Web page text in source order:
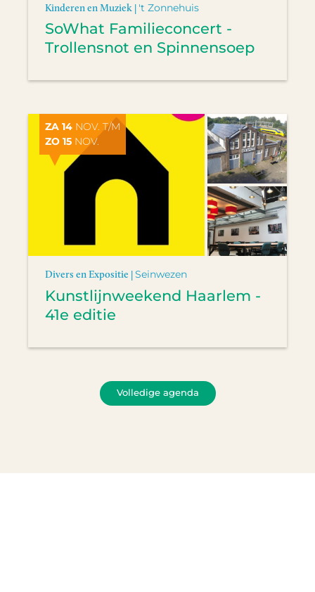
Kinderen en Muziek | 't Zonnehuis
SoWhat Familieconcert -
Trollensnot en Spinnensoep
ZA 14 NOV. T/M
ZO 15 NOV.
Divers en Expositie |Seinwezen
Kunstlijnweekend Haarlem -
41e editie
Volledige agenda